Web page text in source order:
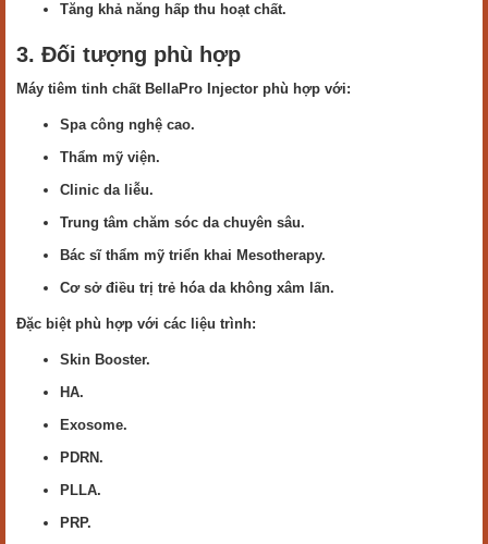
Tăng khả năng hấp thu hoạt chất.
3. Đối tượng phù hợp
Máy tiêm tinh chất BellaPro Injector phù hợp với:
Spa công nghệ cao.
Thẩm mỹ viện.
Clinic da liễu.
Trung tâm chăm sóc da chuyên sâu.
Bác sĩ thẩm mỹ triển khai Mesotherapy.
Cơ sở điều trị trẻ hóa da không xâm lấn.
Đặc biệt phù hợp với các liệu trình:
Skin Booster.
HA.
Exosome.
PDRN.
PLLA.
PRP.